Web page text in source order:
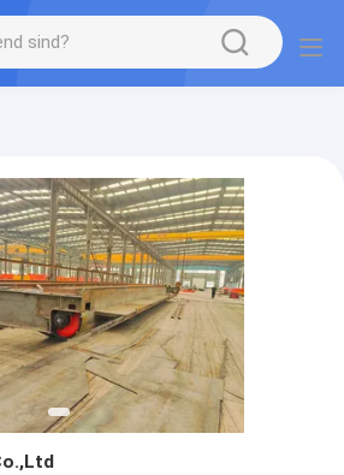
{cookie_flags: